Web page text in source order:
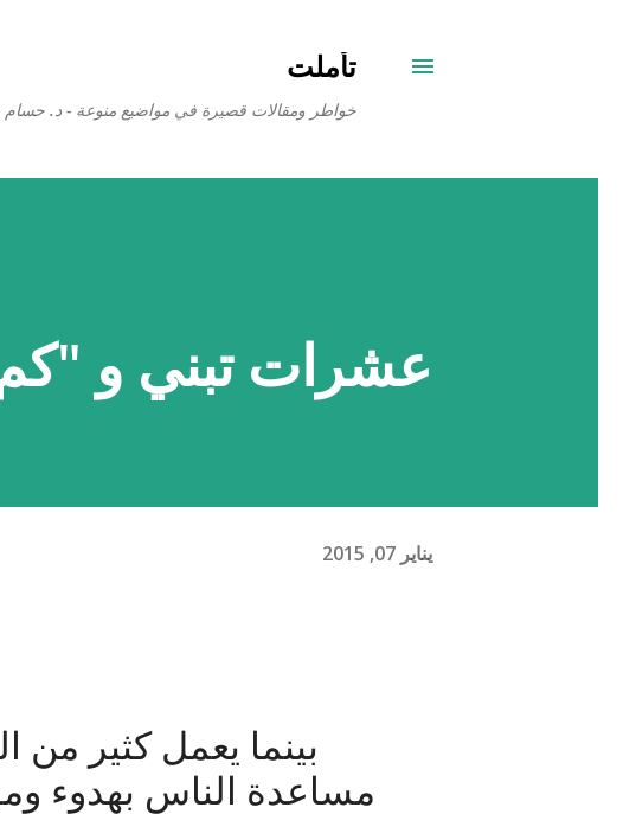
تأملت
خواطر ومقالات قصيرة في مواضيع منوعة - د. حسام
عشرات تبني و
يناير 07, 2015
بينما يعمل كثير من
مساعدة الناس بهدوء